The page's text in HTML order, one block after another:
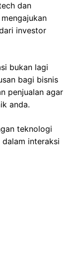
dan
investor
bukan lagi
bagi bisnis
penjualan agar
anda.
teknologi
interaksi